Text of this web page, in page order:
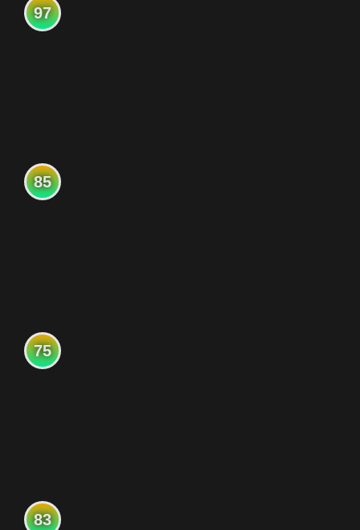
97
85
75
83